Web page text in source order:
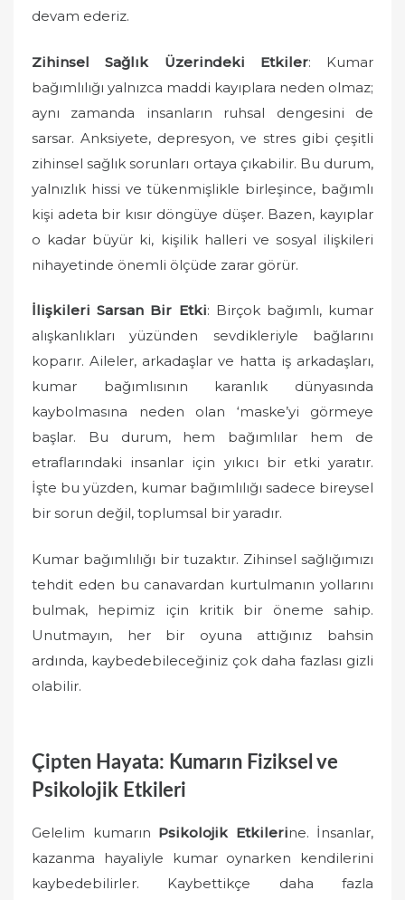
devam ederiz.
Zihinsel Sağlık Üzerindeki Etkiler: Kumar
bağımlılığı yalnızca maddi kayıplara neden olmaz;
aynı zamanda insanların ruhsal dengesini de
sarsar. Anksiyete, depresyon, ve stres gibi çeşitli
zihinsel sağlık sorunları ortaya çıkabilir. Bu durum,
yalnızlık hissi ve tükenmişlikle birleşince, bağımlı
kişi adeta bir kısır döngüye düşer. Bazen, kayıplar
o kadar büyür ki, kişilik halleri ve sosyal ilişkileri
nihayetinde önemli ölçüde zarar görür.
İlişkileri Sarsan Bir Etki: Birçok bağımlı, kumar
alışkanlıkları yüzünden sevdikleriyle bağlarını
koparır. Aileler, arkadaşlar ve hatta iş arkadaşları,
kumar bağımlısının karanlık dünyasında
kaybolmasına neden olan ‘maske’yi görmeye
başlar. Bu durum, hem bağımlılar hem de
etraflarındaki insanlar için yıkıcı bir etki yaratır.
İşte bu yüzden, kumar bağımlılığı sadece bireysel
bir sorun değil, toplumsal bir yaradır.
Kumar bağımlılığı bir tuzaktır. Zihinsel sağlığımızı
tehdit eden bu canavardan kurtulmanın yollarını
bulmak, hepimiz için kritik bir öneme sahip.
Unutmayın, her bir oyuna attığınız bahsin
ardında, kaybedebileceğiniz çok daha fazlası gizli
olabilir.
Çipten Hayata: Kumarın Fiziksel ve
Psikolojik Etkileri
Gelelim kumarın Psikolojik Etkilerine. İnsanlar,
kazanma hayaliyle kumar oynarken kendilerini
kaybedebilirler. Kaybettikçe daha fazla